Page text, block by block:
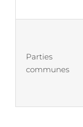
Parties
communes